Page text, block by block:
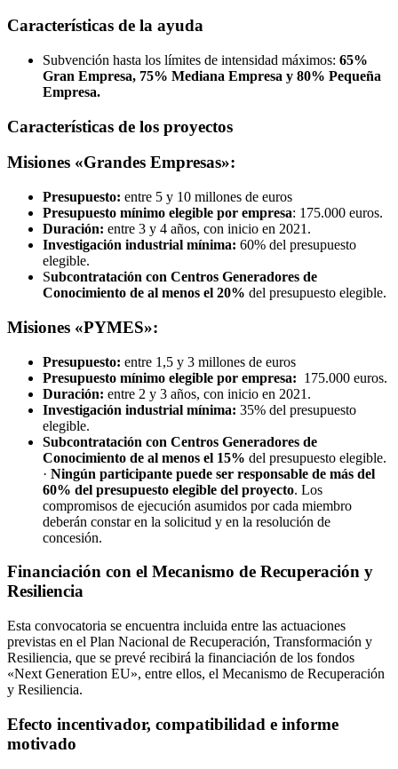
Características de la ayuda
Subvención hasta los límites de intensidad máximos: 65%
Gran Empresa, 75% Mediana Empresa y 80% Pequeña
Empresa.
Características de los proyectos
Misiones «Grandes Empresas»:
Presupuesto: entre 5 y 10 millones de euros
Presupuesto mínimo elegible por empresa: 175.000 euros.
Duración: entre 3 y 4 años, con inicio en 2021.
Investigación industrial mínima: 60% del presupuesto
elegible.
Subcontratación con Centros Generadores de
Conocimiento de al menos el 20% del presupuesto elegible.
Misiones «PYMES»:
Presupuesto: entre 1,5 y 3 millones de euros
Presupuesto mínimo elegible por empresa: 175.000 euros.
Duración: entre 2 y 3 años, con inicio en 2021.
Investigación industrial mínima: 35% del presupuesto
elegible.
Subcontratación con Centros Generadores de
Conocimiento de al menos el 15% del presupuesto elegible.
· Ningún participante puede ser responsable de más del
60% del presupuesto elegible del proyecto. Los
compromisos de ejecución asumidos por cada miembro
deberán constar en la solicitud y en la resolución de
concesión.
Financiación con el Mecanismo de Recuperación y
Resiliencia
Esta convocatoria se encuentra incluida entre las actuaciones
previstas en el Plan Nacional de Recuperación, Transformación y
Resiliencia, que se prevé recibirá la financiación de los fondos
«Next Generation EU», entre ellos, el Mecanismo de Recuperación
y Resiliencia.
Efecto incentivador, compatibilidad e informe
motivado